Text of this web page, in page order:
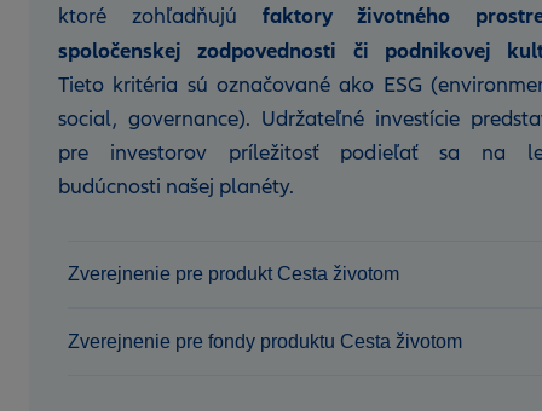
ktoré zohľadňujú faktory životného
spoločenskej zodpovednosti či podnikovej
Tieto kritéria sú označované ako ESG
social, governance). Udržateľné investície
pre investorov príležitosť podieľať sa na
budúcnosti našej planéty.
Zverejnenie pre produkt Cesta životom
Zverejnenie pre fondy produktu Cesta životom